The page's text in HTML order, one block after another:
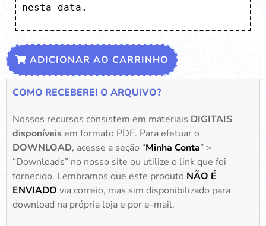
nesta data.
ADICIONAR AO CARRINHO
COMO RECEBEREI O ARQUIVO?
Nossos recursos consistem em materiais DIGITAIS
disponíveisem formato PDF. Para efetuar o
DOWNLOAD, acesse a seção “Minha Conta” >
“Downloads” no nosso site ou utilize o link que foi
fornecido. Lembramos que este produto NÃO É
ENVIADO via correio, mas sim disponibilizado para
download na própria loja e por e-mail.